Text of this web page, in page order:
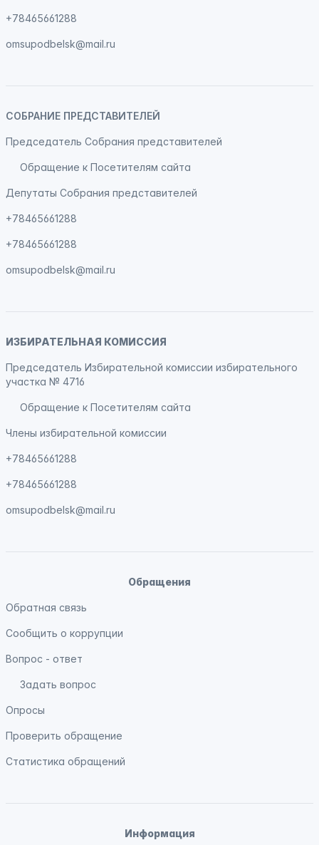
+78465661288
omsupodbelsk@mail.ru
СОБРАНИЕ ПРЕДСТАВИТЕЛЕЙ
Председатель Собрания представителей
Обращение к Посетителям сайта
Депутаты Собрания представителей
+78465661288
+78465661288
omsupodbelsk@mail.ru
ИЗБИРАТЕЛЬНАЯ КОМИССИЯ
Председатель Избирательной комиссии избирательного
участка № 4716
Обращение к Посетителям сайта
Члены избирательной комиссии
+78465661288
+78465661288
omsupodbelsk@mail.ru
Обращения
Обратная связь
Сообщить о коррупции
Вопрос - ответ
Задать вопрос
Опросы
Проверить обращение
Статистика обращений
Информация